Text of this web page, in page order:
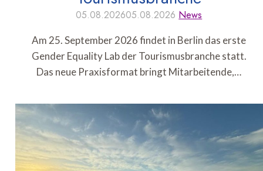
05.08.202605.08.2026 News
Am 25. September 2026 findet in Berlin das erste
Gender Equality Lab der Tourismusbranche statt.
Das neue Praxisformat bringt Mitarbeitende,…